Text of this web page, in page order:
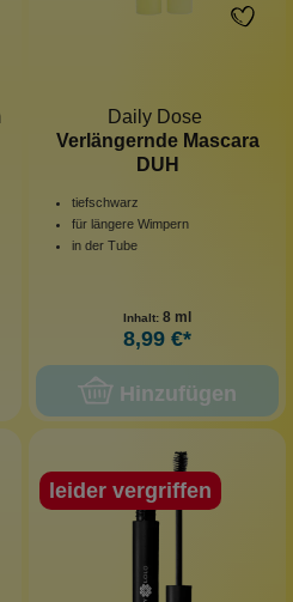
Daily Dose
Verlängernde Mascara
DUH
tiefschwarz
für längere Wimpern
in der Tube
Inhalt: 8 ml
8,99 €*
Hinzufügen
leider vergriffen